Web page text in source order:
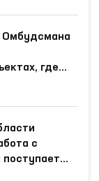
Омбудсмана
где
с
обращений